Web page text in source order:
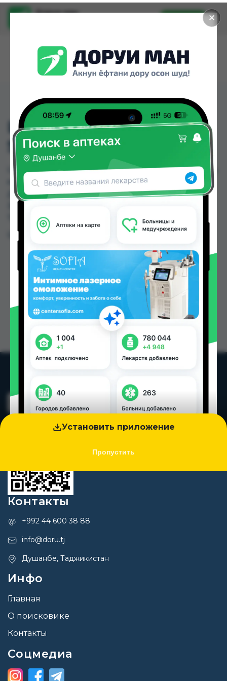
✕
Установить приложение
Пропустить
Доруи ман
Установить
LIMITED TANGERINE
SHAKE 50 ML
LIMITED TANGERINE SHAKE 50 ML можно купить
или заказать в аптеках, Дорухона Олмони №1,
Дорухона Олмони №2 по цене от 350.00 TJS до
Таджикистана
Цена: от350.00 TJS
Контакты
+992 44 600 38 88
info@doru.tj
Душанбе, Таджикистан
Инфо
Главная
О поисковике
Контакты
Соцмедиа